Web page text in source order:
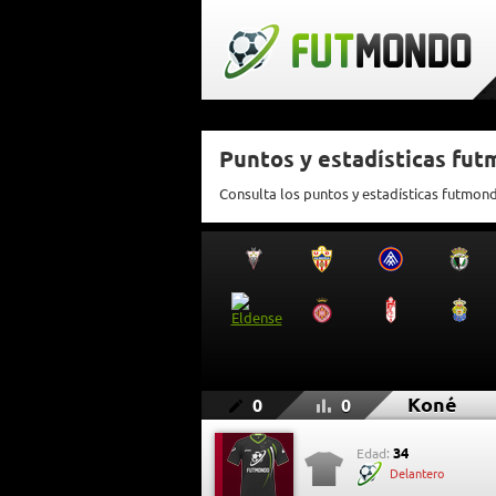
Puntos y estadísticas
Consulta los puntos y estadísticas
0 0 Koné
Edad: 34
Delantero